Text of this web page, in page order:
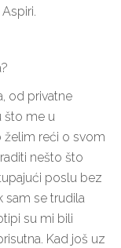
od privatne
što me u
reći o svom
nešto što
poslu bez
sam se trudila
su mi bili
Kad još uz